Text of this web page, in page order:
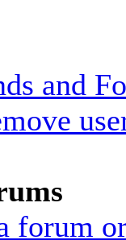
and
forum